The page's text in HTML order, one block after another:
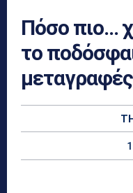
Πόσο πιο…
το